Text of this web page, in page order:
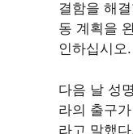
결함을 해
동 계획을
인하십시오.
다음 날 성
라의 출구
라고 말했